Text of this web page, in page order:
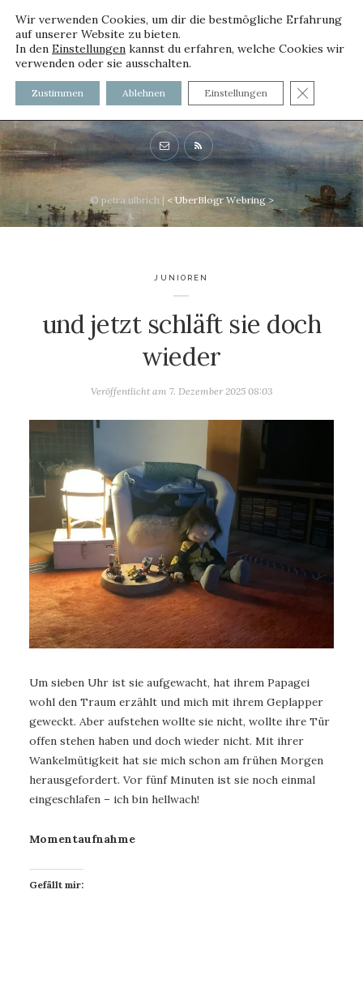
voller worte - mit und ohne
Innenfutter
© petra ulbrich | < UberBlogr Webring >
JUNIOREN
und jetzt schläft sie doch
wieder
Veröffentlicht am 7. Dezember 2025 08:03
Um sieben Uhr ist sie aufgewacht, hat ihrem Papagei
wohl den Traum erzählt und mich mit ihrem Geplapper
geweckt. Aber aufstehen wollte sie nicht, wollte ihre Tür
offen stehen haben und doch wieder nicht. Mit ihrer
Wankelmütigkeit hat sie mich schon am frühen Morgen
herausgefordert. Vor fünf Minuten ist sie noch einmal
eingeschlafen – ich bin hellwach!
Momentaufnahme
Gefällt mir:
Wir verwenden Cookies, um dir die bestmögliche Erfahrung
auf unserer Website zu bieten.
In den Einstellungen kannst du erfahren, welche Cookies wir
verwenden oder sie ausschalten.
Zustimmen Ablehnen Einstellungen GDPR